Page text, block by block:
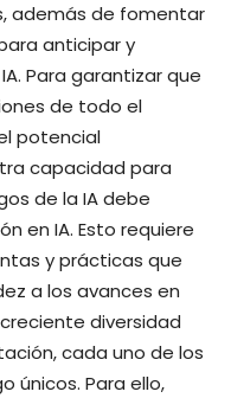
además de fomentar
anticipar y
Para garantizar que
de todo el
potencial
capacidad para
de la IA debe
en IA. Esto requiere
y prácticas que
a los avances en
diversidad
cada uno de los
únicos. Para ello,